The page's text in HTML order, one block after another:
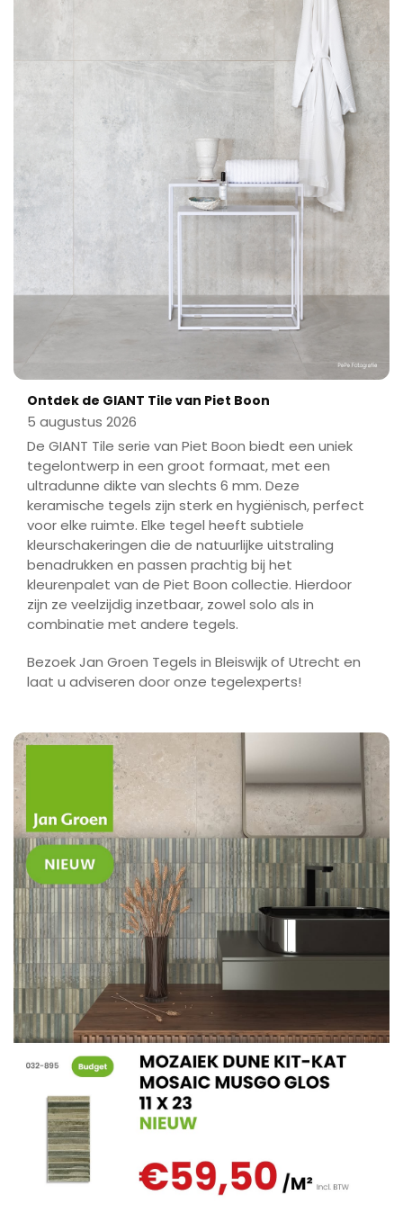
Ontdek de GIANT Tile van Piet Boon
5 augustus 2026
De GIANT Tile serie van Piet Boon biedt een uniek
tegelontwerp in een groot formaat, met een
ultradunne dikte van slechts 6 mm. Deze
keramische tegels zijn sterk en hygiënisch, perfect
voor elke ruimte. Elke tegel heeft subtiele
kleurschakeringen die de natuurlijke uitstraling
benadrukken en passen prachtig bij het
kleurenpalet van de Piet Boon collectie. Hierdoor
zijn ze veelzijdig inzetbaar, zowel solo als in
combinatie met andere tegels.
Bezoek Jan Groen Tegels in Bleiswijk of Utrecht en
laat u adviseren door onze tegelexperts!